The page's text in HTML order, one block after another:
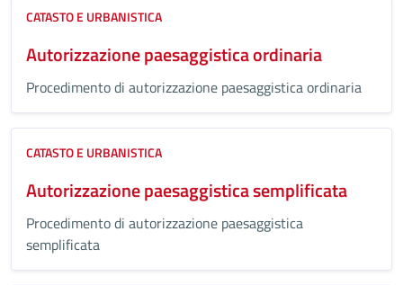
CATASTO E URBANISTICA
Autorizzazione paesaggistica ordinaria
Procedimento di autorizzazione paesaggistica ordinaria
CATASTO E URBANISTICA
Autorizzazione paesaggistica semplificata
Procedimento di autorizzazione paesaggistica
semplificata